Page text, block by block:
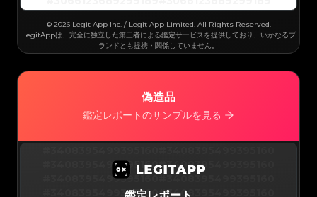
#3066123689299189#3066123689299189
#3066123689299189#3066123689299189
#3066123689299189#3066123689299189
#3066123689299189#3066123689299189
#3066123689299189#3066123689299189
#3066123689299189#3066123689299189
#3066123689299189#3066123689299189
#3066123689299189#3066123689299189
#3066123689299189 #3066123689299189
#3066123689299189#3066123689299189
#3066123689299189#3066123689299189
#3066123689299189#3066123689299189
#3066123689299189#3066123689299189
#3066123689299189#3066123689299189
#3066123689299189#3066123689299189
#3066123689299189#3066123689299189
#3066123689299189#3066123689299189
#3066123689299189#3066123689299189
© 2026 Legit App Inc. / Legit App Limited. All Rights Reserved.
LegitAppは、完全に独立した第三者による鑑定サービスを提供しており、いかなるブ
ランドとも提携・関係していません。
偽造品
鑑定レポートのサンプルを見る
#3408395499395160#3408395499395160
#3408395499395160#3408395499395160
#3408395499395160#3408395499395160